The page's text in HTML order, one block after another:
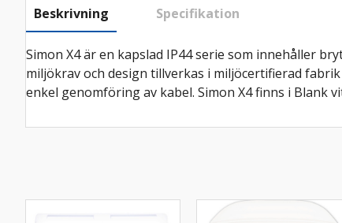
Beskrivning Specifikation
Simon X4 är en kapslad IP44 serie som innehåller
miljökrav och design tillverkas i miljöcertifierad
enkel genomföring av kabel. Simon X4 finns i Blank